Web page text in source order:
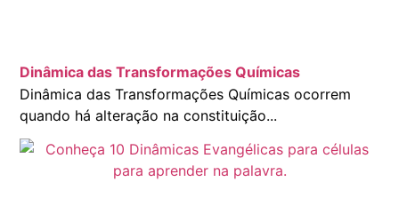
Dinâmica das Transformações Químicas
Dinâmica das Transformações Químicas ocorrem
quando há alteração na constituição...